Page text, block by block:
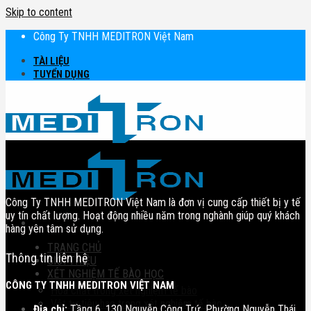
Skip to content
Công Ty TNHH MEDITRON Việt Nam
TÀI LIỆU
TUYỂN DỤNG
TRANG CHỦ
GIỚI THIỆU
XÉT NGHIỆM TẾ BÀO HỌC
Hóa chất trong xét nghiệm tế bào
Vật tư tiêu hao trong xét nghiệm tế bào
Công Ty TNHH MEDITRON Việt Nam là đơn vị cung cấp thiết bị y tế
uy tín chất lượng. Hoạt động nhiều năm trong nghành giúp quý khách
hàng yên tâm sử dụng.
Thông tin liên hệ
CÔNG TY TNHH MEDITRON VIỆT NAM